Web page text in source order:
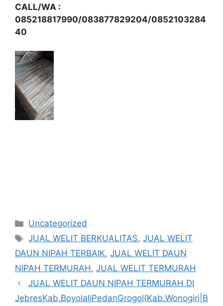
CALL/WA :
085218817990/083877829204/0852103284
40
Kategori
Uncategorized
Tag
JUAL WELIT BERKUALITAS,JUAL WELIT
DAUN NIPAH TERBAIK, JUAL WELIT DAUN
NIPAH TERMURAH, JUAL WELIT TERMURAH
JUAL WELIT DAUN NIPAH TERMURAH DI
JebresKab.BoyolaliPedanGrogol{Kab.Wonogiri|B